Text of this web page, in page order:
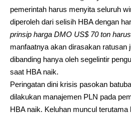
pemerintah harus menyita seluruh
diperoleh dari selisih HBA dengan
prinsip harga DMO US$ 70 ton
manfaatnya akan dirasakan ratusan
dibanding hanya oleh segelintir
saat HBA naik.
Peringatan dini krisis pasokan
dilakukan manajemen PLN pada
HBA naik. Keluhan muncul